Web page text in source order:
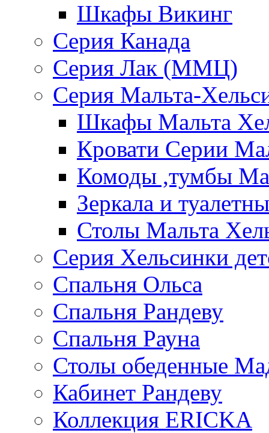
Шкафы Викинг
Серия Канада
Серия Лак (ММЦ)
Серия Мальта-
Шкафы Мальта
Кровати Серии
Комоды ,тумбы
Зеркала и
Столы Мальта
Серия Хельсинки
Спальня Ольса
Спальня Рандеву
Спальня Рауна
Столы обеденные
Кабинет Рандеву
Коллекция ERICKA